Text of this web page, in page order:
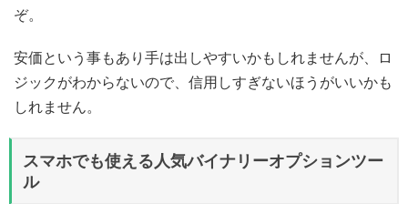
ぞ。
安価という事もあり手は出しやすいかもしれませんが、ロ
ジックがわからないので、信用しすぎないほうがいいかも
しれません。
スマホでも使える人気バイナリーオプションツー
ル